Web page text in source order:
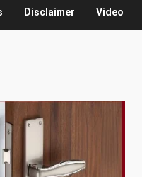
Disclaimer Video